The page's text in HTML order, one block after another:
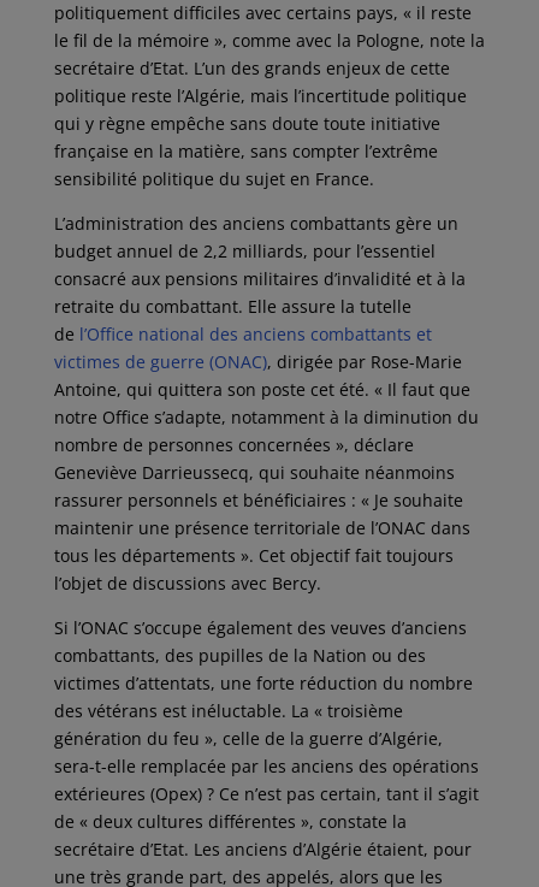
politiquement difficiles avec certains pays, « il reste
le fil de la mémoire », comme avec la Pologne, note la
secrétaire d’Etat. L’un des grands enjeux de cette
politique reste l’Algérie, mais l’incertitude politique
qui y règne empêche sans doute toute initiative
française en la matière, sans compter l’extrême
sensibilité politique du sujet en France.
L’administration des anciens combattants gère un
budget annuel de 2,2 milliards, pour l’essentiel
consacré aux pensions militaires d’invalidité et à la
retraite du combattant. Elle assure la tutelle
de l’Office national des anciens combattants et
victimes de guerre (ONAC), dirigée par Rose-Marie
Antoine, qui quittera son poste cet été. « Il faut que
notre Office s’adapte, notamment à la diminution du
nombre de personnes concernées », déclare
Geneviève Darrieussecq, qui souhaite néanmoins
rassurer personnels et bénéficiaires : « Je souhaite
maintenir une présence territoriale de l’ONAC dans
tous les départements ». Cet objectif fait toujours
l’objet de discussions avec Bercy.
Si l’ONAC s’occupe également des veuves d’anciens
combattants, des pupilles de la Nation ou des
victimes d’attentats, une forte réduction du nombre
des vétérans est inéluctable. La « troisième
génération du feu », celle de la guerre d’Algérie,
sera-t-elle remplacée par les anciens des opérations
extérieures (Opex) ? Ce n’est pas certain, tant il s’agit
de « deux cultures différentes », constate la
secrétaire d’Etat. Les anciens d’Algérie étaient, pour
une très grande part, des appelés, alors que les